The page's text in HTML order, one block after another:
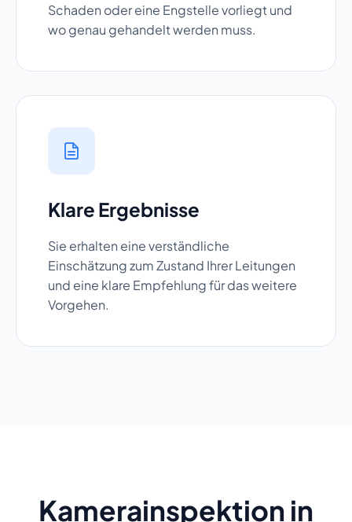
Schaden oder eine Engstelle vorliegt und
wo genau gehandelt werden muss.
Klare Ergebnisse
Sie erhalten eine verständliche
Einschätzung zum Zustand Ihrer Leitungen
und eine klare Empfehlung für das weitere
Vorgehen.
Kamerainspektion in